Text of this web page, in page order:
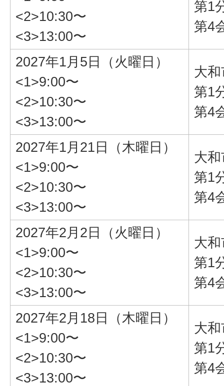
<2>10:30〜
<3>13:00〜
第1
第4
2027年1月5日（火曜日）
<1>9:00〜
<2>10:30〜
<3>13:00〜
大
第1
第4
2027年1月21日（木曜日）
<1>9:00〜
<2>10:30〜
<3>13:00〜
大
第1
第4
2027年2月2日（火曜日）
<1>9:00〜
<2>10:30〜
<3>13:00〜
大
第1
第4
2027年2月18日（木曜日）
<1>9:00〜
<2>10:30〜
<3>13:00〜
大
第1
第4